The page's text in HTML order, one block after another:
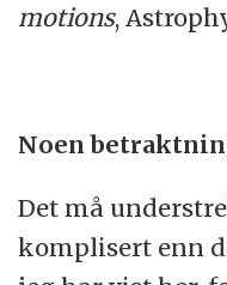
motions,
Noen
Det må
komplisert enn